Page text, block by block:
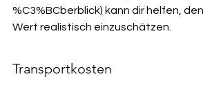
%C3%BCberblick) kann dir helfen, den
Wert realistisch einzuschätzen.
Transportkosten